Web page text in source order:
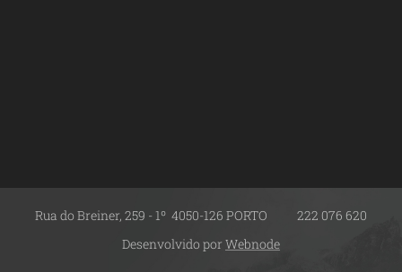
Rua do Breiner, 259 - 1º 4050-126 PORTO 222 076 620
Desenvolvido por Webnode